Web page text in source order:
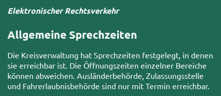
Elektronischer Rechtsverkehr
Allgemeine Sprechzeiten
Die Kreisverwaltung hat Sprechzeiten festgelegt, in denen
sie erreichbar ist. Die Öffnungszeiten einzelner Bereiche
können abweichen. Ausländerbehörde, Zulassungsstelle
und Fahrerlaubnisbehörde sind nur mit Termin erreichbar.